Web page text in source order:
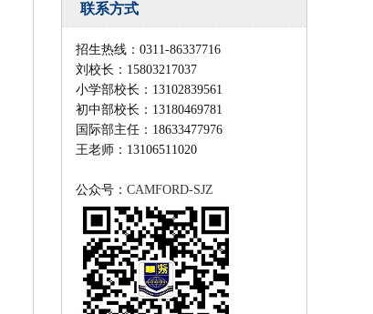
联系方式
招生热线：0311-86337716
刘校长：15803217037
小学部校长：13102839561
初中部校长： 13180469781
国际部主任：18633477976
王老师：13106511020
公众号： CAMFORD-SJZ